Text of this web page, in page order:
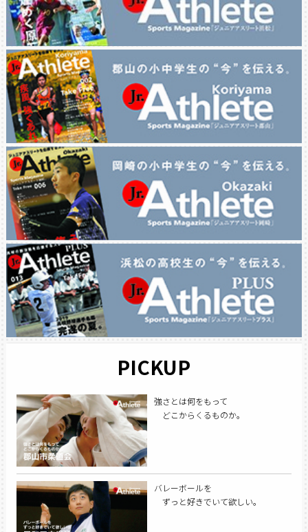
PICKUP
強さとは何をもって
どこからくるものか。
バレーボールを
ずっと好きでいて欲しい。